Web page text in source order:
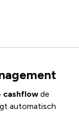
cashflow de
automatisch